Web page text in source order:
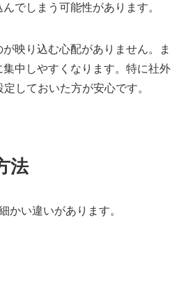
でしまう可能性があります。
映り込む心配がありません。ま
中しやすくなります。特に社外
しておいた方が安心です。
法
かい違いがあります。